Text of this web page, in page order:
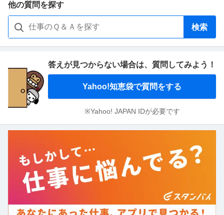
他の質問を探す
検索
答えが見つからない場合は、 質問してみよう！
Yahoo!知恵袋で質問をする
※Yahoo! JAPAN IDが必要です